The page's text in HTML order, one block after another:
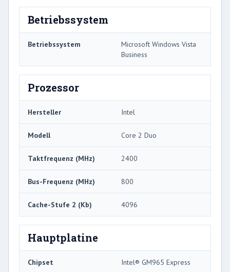
Betriebssystem
Betriebssystem
Microsoft Windows Vista
Business
Prozessor
Hersteller Intel
Modell Core 2 Duo
Taktfrequenz (MHz) 2400
Bus-Frequenz (MHz) 800
Cache-Stufe 2 (Kb) 4096
Hauptplatine
Chipset Intel® GM965 Express